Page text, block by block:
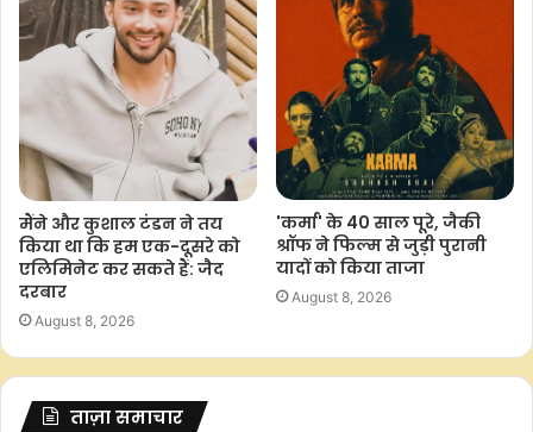
मैंने और कुशाल टंडन ने तय
किया था कि हम एक-दूसरे को
एलिमिनेट कर सकते हैं: जैद
दरबार
August 8, 2026
'कर्मा' के 40 साल पूरे, जैकी
श्रॉफ ने फिल्म से जुड़ी पुरानी
यादों को किया ताजा
August 8, 2026
ताज़ा समाचार